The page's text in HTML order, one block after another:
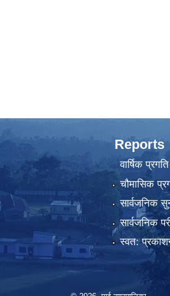
Reports
वार्षिक
चौमासिक
सार्वजनिक
सार्वजनिक
स्वत: